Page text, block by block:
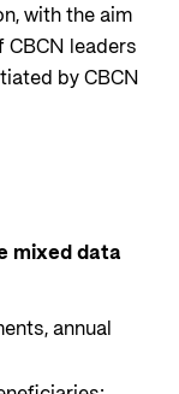
with the aim
leaders
by CBCN
mixed data
annual